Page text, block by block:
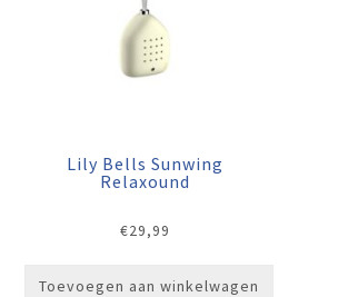
Lily Bells Sunwing
Relaxound
€29,99
Toevoegen aan winkelwagen